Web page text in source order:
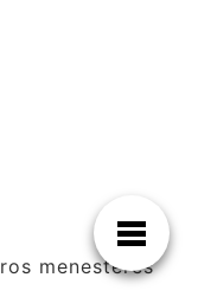
menesteres